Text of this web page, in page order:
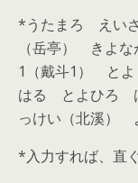
*うたまろ えい
（岳亭） きよ
1（戴斗1） と
はる とよひろ
っけい（北溪
*入力すれば、直